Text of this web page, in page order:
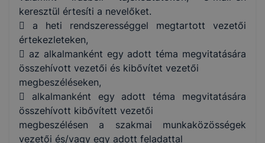
keresztül értesíti a nevelőket.
 a heti rendszerességgel megtartott vezetői
értekezleteken,
 az alkalmanként egy adott téma megvitatására
összehívott vezetői és kibővítet vezetői
megbeszéléseken,
 alkalmanként egy adott téma megvitatására
összehívott kibővített vezetői
megbeszélésen a szakmai munkaközösségek
vezetői és/vagy egy adott feladattal